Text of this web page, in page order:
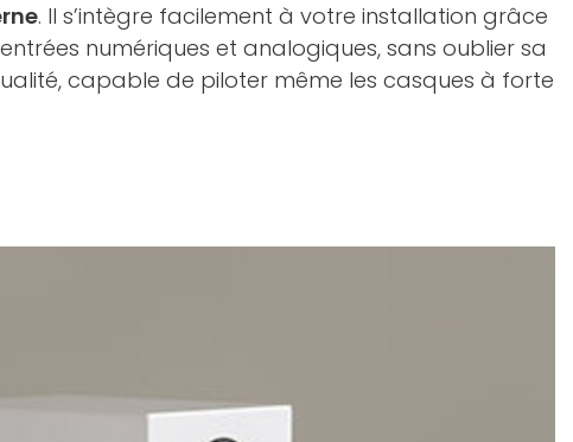
. Il s’intègre facilement à votre installation grâce
numériques et analogiques, sans oublier sa
capable de piloter même les casques à forte